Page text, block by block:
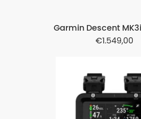
Garmin Descent
1.549,00